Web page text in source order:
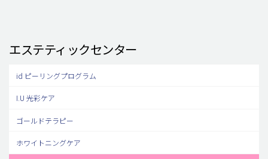
エステティックセンター
id ピーリングプログラム
I.U 光彩ケア
ゴールドテラピー
ホワイトニングケア